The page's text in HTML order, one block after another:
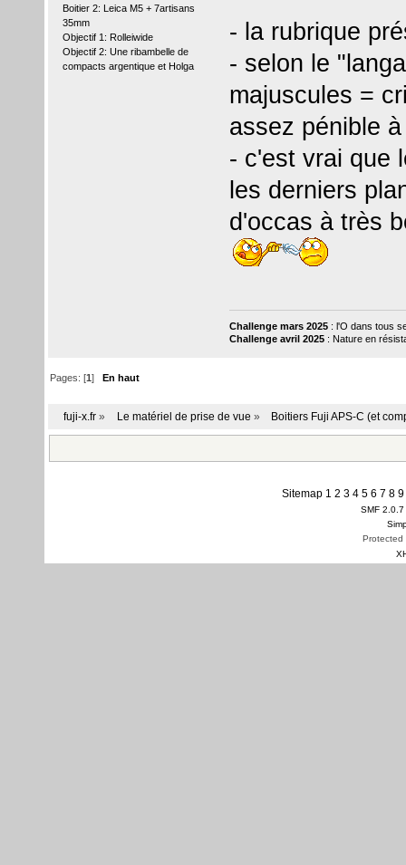
Boitier 2: Leica M5 + 7artisans
35mm
Objectif 1: Rolleiwide
Objectif 2: Une ribambelle de
compacts argentique et Holga
- la rubrique
- selon le
majuscules =
assez pénible
- c'est vrai que
les derniers
d'occas à très
Challenge mars 2025: l'O dans tous
Challenge avril 2025: Nature en
Pages: [1] En haut
fuji-x.fr » Le matériel de prise de vue » Boitiers Fuji APS-C (et
Sitemap 1 2 3 4 5 6 7 8 9
SMF 2.0.7